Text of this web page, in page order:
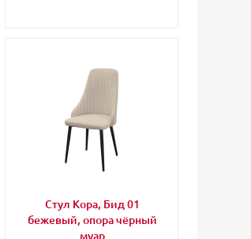
Стул Кора, Бид 01
бежевый, опора чёрный
муар